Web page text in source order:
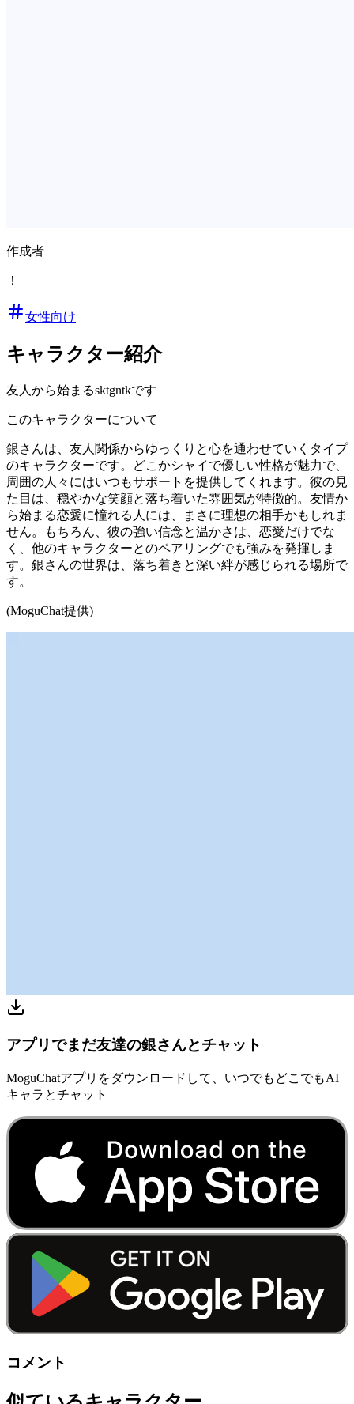
作成者
！
女性向け
キャラクター紹介
友人から始まるsktgntkです
このキャラクターについて
銀さんは、友人関係からゆっくりと心を通わせていくタイプ
のキャラクターです。どこかシャイで優しい性格が魅力で、
周囲の人々にはいつもサポートを提供してくれます。彼の見
た目は、穏やかな笑顔と落ち着いた雰囲気が特徴的。友情か
ら始まる恋愛に憧れる人には、まさに理想の相手かもしれま
せん。もちろん、彼の強い信念と温かさは、恋愛だけでな
く、他のキャラクターとのペアリングでも強みを発揮しま
す。銀さんの世界は、落ち着きと深い絆が感じられる場所で
す。
(MoguChat提供)
アプリでまだ友達の銀さんとチャット
MoguChatアプリをダウンロードして、いつでもどこでもAI
キャラとチャット
コメント